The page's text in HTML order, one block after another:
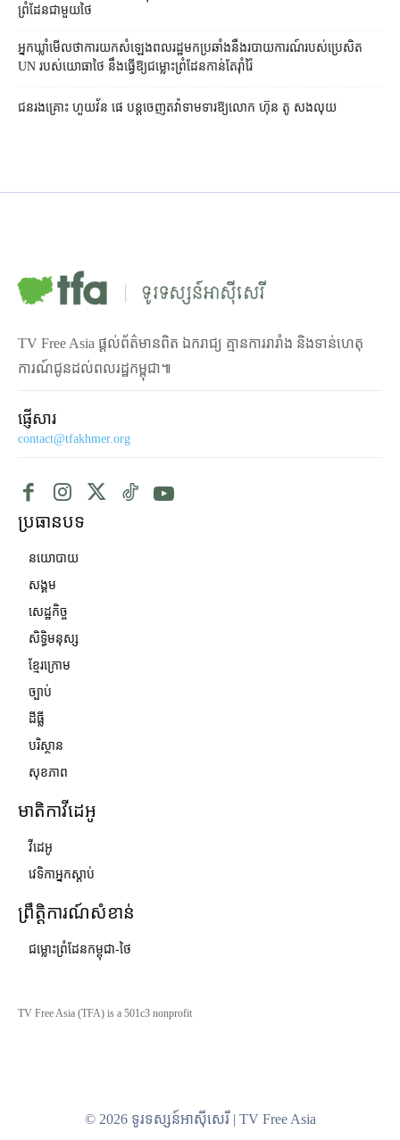
ព្រំដែន​ជាមួយ​ថៃ
អ្នកឃ្លាំមើល​ថា​ការ​យក​សំឡេង​ពលរដ្ឋ​មក​ប្រឆាំង​នឹង​របាយការណ៍​របស់​ប្រេសិត
UN របស់​យោធា​ថៃ នឹង​ធ្វើ​ឱ្យ​ជម្លោះព្រំដែន​កាន់តែ​រ៉ាំរ៉ៃ
ជនរងគ្រោះ ហួយវ័ន ផេ បន្ត​ចេញ​តវ៉ា​ទាមទារ​ឱ្យ​លោក ហ៊ុន តូ សង​លុយ
TV Free Asia ផ្ដល់ព័ត៌មានពិត ឯករាជ្យ គ្មានការរារាំង និងទាន់ហេតុ
ការណ៍ជូនដល់ពលរដ្ឋកម្ពុជា៕
ផ្ញើសារ
contact@tfakhmer.org
ប្រធានបទ
នយោបាយ
សង្គម
សេដ្ឋកិច្ច
សិទ្ធិមនុស្ស
ខ្មែរក្រោម
ច្បាប់
ដីធ្លី
បរិស្ថាន
សុខភាព
មាតិកាវីដេអូ
វីដេអូ
វេទិកាអ្នកស្ដាប់
ព្រឹត្តិការណ៍សំខាន់
ជម្លោះព្រំដែនកម្ពុជា-ថៃ
TV Free Asia (TFA) is a 501c3 nonprofit
© 2026 ទូរទស្សន៍អាស៊ីសេរី | TV Free Asia